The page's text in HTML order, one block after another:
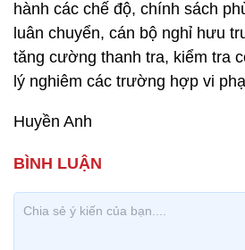
hành các chế độ, chính sách
luân chuyển, cán bộ nghỉ hưu
tăng cường thanh tra, kiểm tra
lý nghiêm các trường hợp vi
Huyền Anh